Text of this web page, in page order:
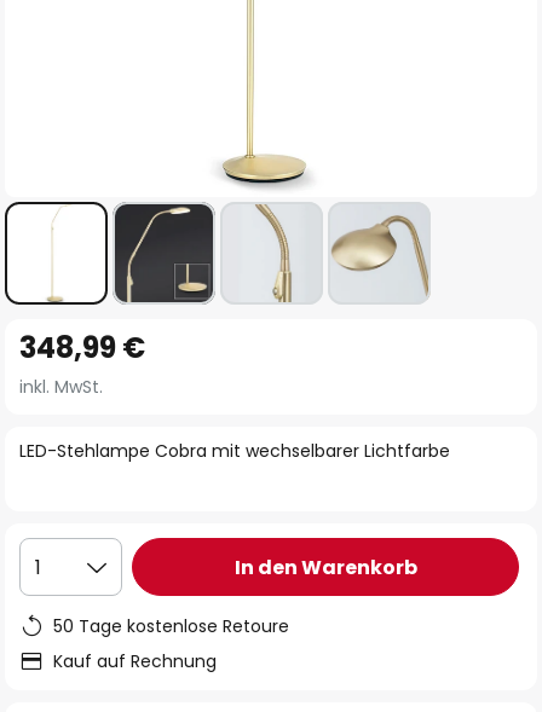
Anfang
der
springen
LED-Stehlampe Cobra mit wechselbarer Lichtfarbe
348,99 €
inkl. MwSt.
1 In den Warenkorb
50 Tage kostenlose Retoure
Kauf auf Rechnung